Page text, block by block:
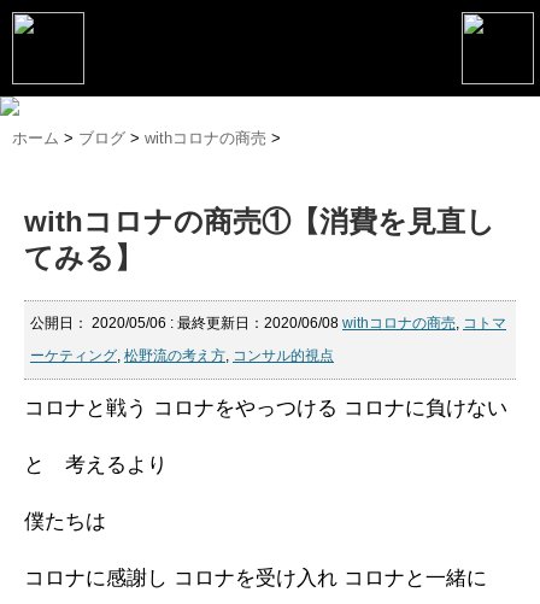
トップページ
松野恵介のブログ
会社概要
スケジュール
コンサルティング
マーケティング塾
書籍
ガイアの実績
ホーム > ブログ > withコロナの商売 >
withコロナの商売①【消費を見直し
てみる】
公開日： 2020/05/06 : 最終更新日：2020/06/08 withコロナの商売, コトマ
ーケティング, 松野流の考え方, コンサル的視点
コロナと戦う コロナをやっつける コロナに負けない
と 考えるより
僕たちは
コロナに感謝し コロナを受け入れ コロナと一緒に